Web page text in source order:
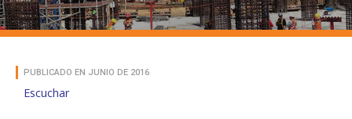
PUBLICADO EN JUNIO DE 2016
Escuchar